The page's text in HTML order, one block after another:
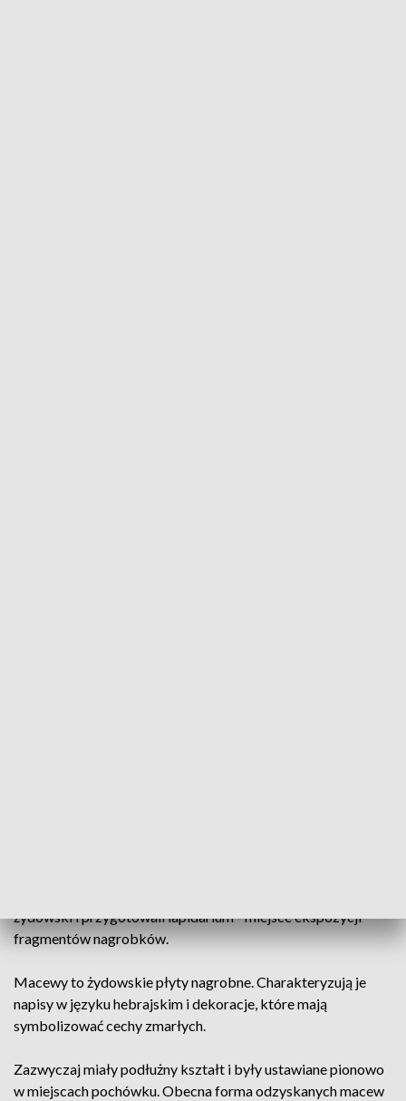
żydowski i przygotowali lapidarium - miejsce ekspozycji
fragmentów nagrobków.
Macewy to żydowskie płyty nagrobne. Charakteryzują je
napisy w języku hebrajskim i dekoracje, które mają
symbolizować cechy zmarłych.
Zazwyczaj miały podłużny kształt i były ustawiane pionowo
w miejscach pochówku. Obecna forma odzyskanych macew